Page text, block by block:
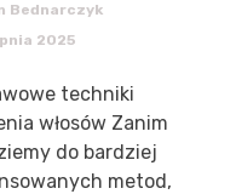
Bednarczyk
2025
techniki
włosów Zanim
do bardziej
metod,